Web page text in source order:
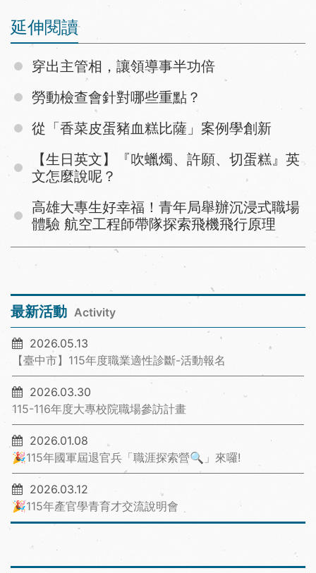
延伸閱讀
穿出主管相，讓領導事半功倍
勞動檢查會針對哪些重點？
從「香菜皮蛋豬血糕比薩」案例學創新
【生日英文】『吹蠟燭、許願、切蛋糕』英
文怎麼說呢？
高雄大專生好幸福！青年局舉辦沉浸式職場
體驗 航空工程師帶隊探索飛機飛行原理
最新活動 Activity
2026.05.13
【臺中市】115年度職業適性診斷-活動報名
2026.03.30
115-116年度大專校院職場參訪計畫
2026.01.08
🎉115年國軍屆退官兵「職涯探索營🔍」來囉!
2026.03.12
🎉115年產官學青育才交流說明會